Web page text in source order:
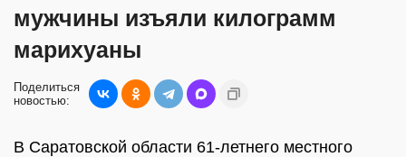
мужчины изъяли килограмм
марихуаны
Поделиться
новостью:
В Саратовской области 61-летнего местного